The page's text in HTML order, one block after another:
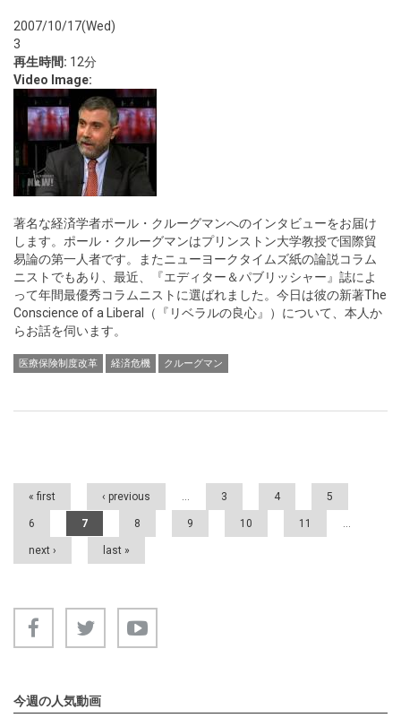
2007/10/17(Wed)
3
再生時間: 12分
Video Image:
著名な経済学者ポール・クルーグマンへのインタビューをお届け
します。ポール・クルーグマンはプリンストン大学教授で国際貿
易論の第一人者です。またニューヨークタイムズ紙の論説コラム
ニストでもあり、最近、『エディター＆パブリッシャー』誌によ
って年間最優秀コラムニストに選ばれました。今日は彼の新著The
Conscience of a Liberal（『リベラルの良心』）について、本人か
らお話を伺います。
医療保険制度改革 経済危機 クルーグマン
Pages
« first ‹ previous … 3 4 5
6 7 8 9 10 11 …
next › last »
今週の人気動画